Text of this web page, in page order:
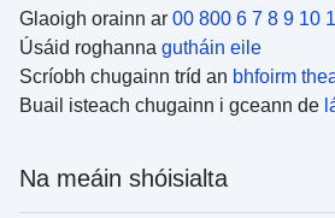
Glaoigh orainn ar 00 800 6 7 8 9 10
Úsáid roghanna gutháin eile
Scríobh chugainn tríd an bhfoirm
Buail isteach chugainn i gceann de
Na meáin shóisialta